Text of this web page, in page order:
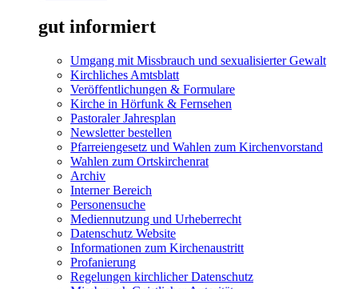
gut informiert
Umgang mit Missbrauch und sexualisierter Gewalt
Kirchliches Amtsblatt
Veröffentlichungen & Formulare
Kirche in Hörfunk & Fernsehen
Pastoraler Jahresplan
Newsletter bestellen
Pfarreiengesetz und Wahlen zum Kirchenvorstand
Wahlen zum Ortskirchenrat
Archiv
Interner Bereich
Personensuche
Mediennutzung und Urheberrecht
Datenschutz Website
Informationen zum Kirchenaustritt
Profanierung
Regelungen kirchlicher Datenschutz